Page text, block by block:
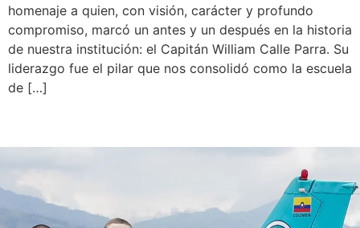
homenaje a quien, con visión, carácter y profundo
compromiso, marcó un antes y un después en la historia
de nuestra institución: el Capitán William Calle Parra. Su
liderazgo fue el pilar que nos consolidó como la escuela
de […]